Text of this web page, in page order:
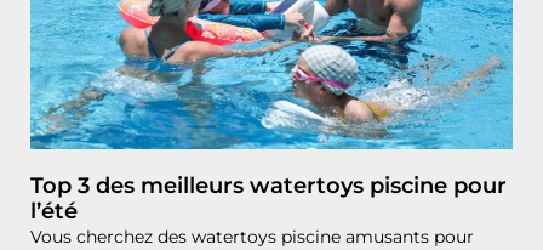
Top 3 des meilleurs watertoys piscine pour
l’été
Vous cherchez des watertoys piscine amusants pour